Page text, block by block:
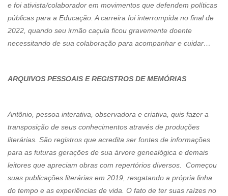
e foi ativista/colaborador em movimentos que defendem políticas
públicas para a Educação. A carreira foi interrompida no final de
2022, quando seu irmão caçula ficou gravemente doente
necessitando de sua colaboração para acompanhar e cuidar…
ARQUIVOS PESSOAIS E REGISTROS DE MEMÓRIAS
Antônio, pessoa interativa, observadora e criativa, quis fazer a
transposição de seus conhecimentos através de produções
literárias. São registros que acredita ser fontes de informações
para as futuras gerações de sua árvore genealógica e demais
leitores que apreciam obras com repertórios diversos. Começou
suas publicações literárias em 2019, resgatando a própria linha
do tempo e as experiências de vida. O fato de ter suas raízes no